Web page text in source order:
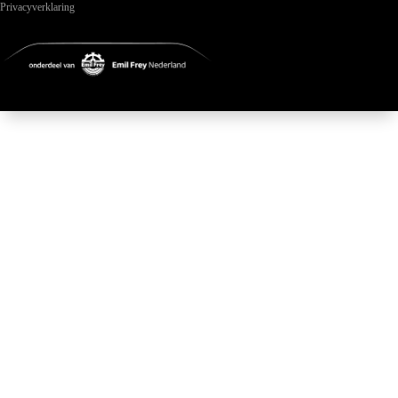
Privacyverklaring